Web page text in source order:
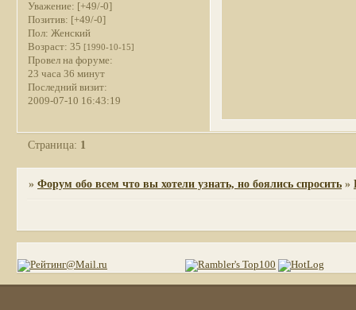
Уважение: [+49/-0]
Позитив: [+49/-0]
Пол: Женский
Возраст: 35 [1990-10-15]
Провел на форуме:
23 часа 36 минут
Последний визит:
2009-07-10 16:43:19
Страница: 1
»Форум обо всем что вы хотели узнать, но боялись спросить »